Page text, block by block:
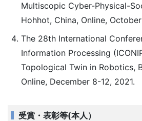
Multiscopic Cyber-Physical-
Hohhot, China, Online,
The 28th International
Information Processing
Topological Twin in Robotics,
Online, December 8-12, 2021.
受賞・表彰等(本人）